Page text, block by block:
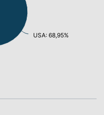
USA: 68,95%